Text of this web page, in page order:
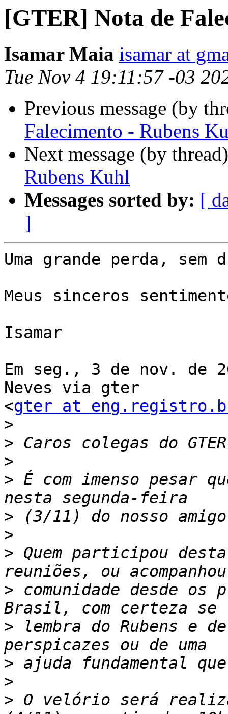
[GTER] Nota de
Isamar Maia isamar at
Tue Nov 4 19:11:57 -03
Previous message (by
Falecimento - Rubens
Next message (by
Rubens Kuhl
Messages sorted by: [
]
Uma grande perda, sem
Meus sinceros
Isamar
Em seg., 3 de nov. de
Neves via gter
<gter at
>
>
>
> É com imenso pesar
>
>
> Quem participou
> comunidade desde
> lembra do Rubens e
>
>
> O velório será